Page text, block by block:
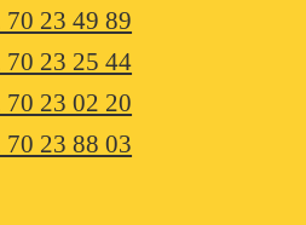
70 23 49 89
70 23 25 44
70 23 02 20
70 23 88 03